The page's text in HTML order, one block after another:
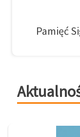
Pamięć